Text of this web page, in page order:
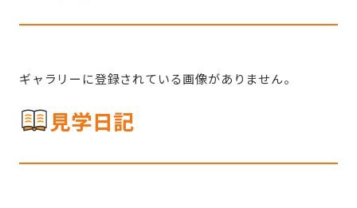
ギャラリーに登録されている画像がありません。
見学日記